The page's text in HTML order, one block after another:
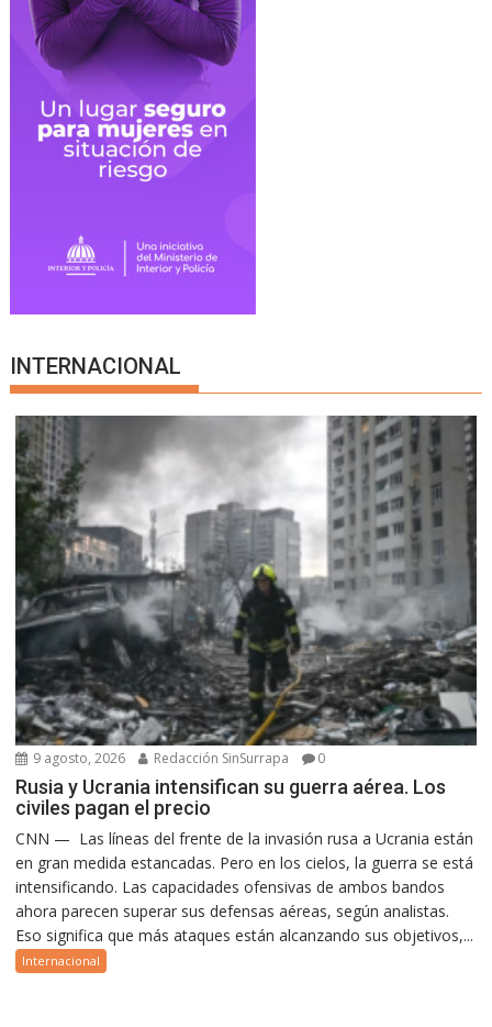
INTERNACIONAL
9 agosto, 2026 Redacción SinSurrapa 0
Rusia y Ucrania intensifican su guerra aérea. Los
civiles pagan el precio
CNN — Las líneas del frente de la invasión rusa a Ucrania están
en gran medida estancadas. Pero en los cielos, la guerra se está
intensificando. Las capacidades ofensivas de ambos bandos
ahora parecen superar sus defensas aéreas, según analistas.
Eso significa que más ataques están alcanzando sus objetivos,...
Internacional